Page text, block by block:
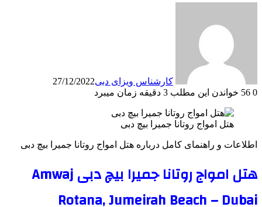
کارشناس ویزای دبی27/12/2022
0
خواندن این مطلب 3 دقیقه زمان میبرد
هتل امواج روتانا جمیرا بیچ دبی
اطلاعات و راهنمای کامل درباره هتل امواج روتانا جمیرا بیچ دبی
هتل امواج روتانا جمیرا بیچ دبی Amwaj
Rotana, Jumeirah Beach – Dubai